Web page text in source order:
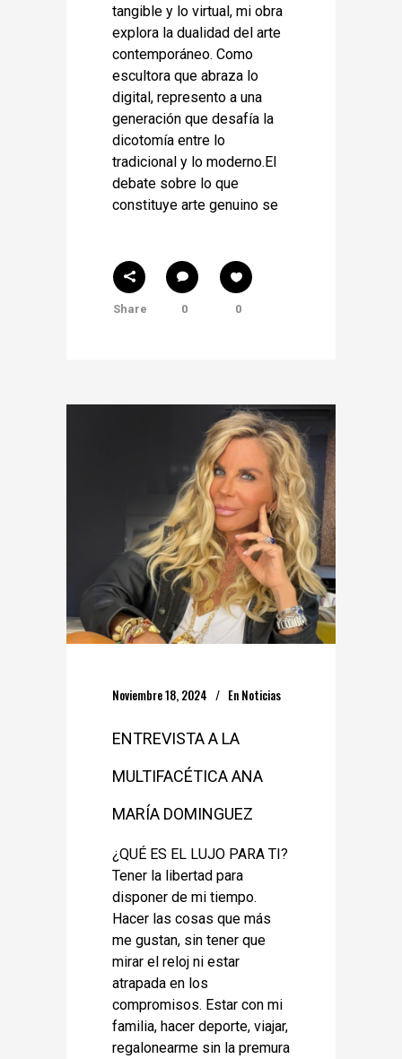
tangible y lo virtual, mi obra
explora la dualidad del arte
contemporáneo. Como
escultora que abraza lo
digital, represento a una
generación que desafía la
dicotomía entre lo
tradicional y lo moderno.El
debate sobre lo que
constituye arte genuino se
Share 0 0
Noviembre 18, 2024 En Noticias
ENTREVISTA A LA
MULTIFACÉTICA ANA
MARÍA DOMINGUEZ
¿QUÉ ES EL LUJO PARA TI?
Tener la libertad para
disponer de mi tiempo.
Hacer las cosas que más
me gustan, sin tener que
mirar el reloj ni estar
atrapada en los
compromisos. Estar con mi
familia, hacer deporte, viajar,
regalonearme sin la premura